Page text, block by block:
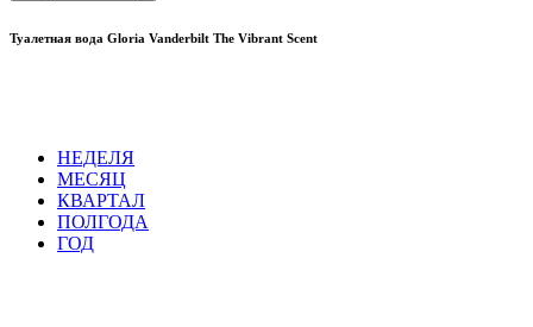
Туалетная вода Gloria Vanderbilt The Vibrant Scent
НЕДЕЛЯ
МЕСЯЦ
КВАРТАЛ
ПОЛГОДА
ГОД